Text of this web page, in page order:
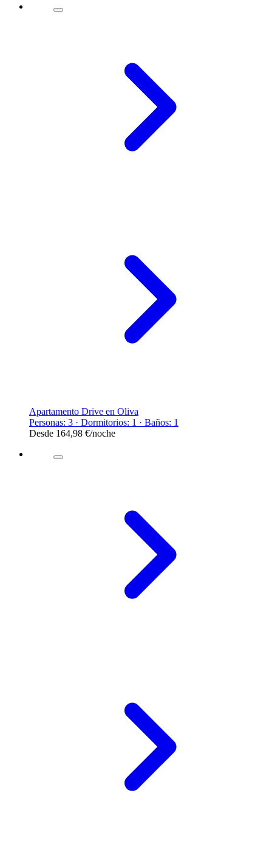
Apartamento Drive en Oliva
Personas: 3 · Dormitorios: 1 · Baños: 1
Desde 164,98 €/noche